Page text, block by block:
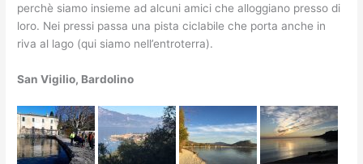
perchè siamo insieme ad alcuni amici che alloggiano presso di
loro. Nei pressi passa una pista ciclabile che porta anche in
riva al lago (qui siamo nell’entroterra).
San Vigilio, Bardolino